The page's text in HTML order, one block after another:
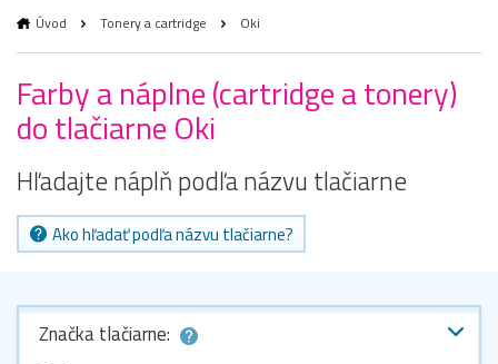
Úvod Tonery a cartridge Oki
Farby a náplne (cartridge a tonery)
do tlačiarne Oki
Hľadajte náplň podľa názvu tlačiarne
Ako hľadať podľa názvu tlačiarne?
Značka tlačiarne: